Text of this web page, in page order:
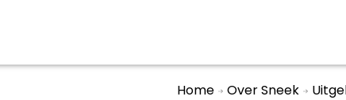
Home Over Sneek